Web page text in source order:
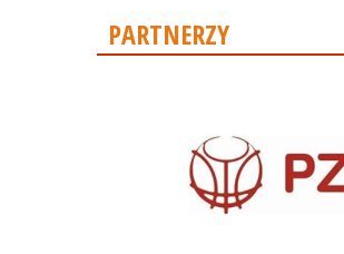
PARTNERZY